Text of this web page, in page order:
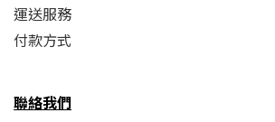
運送服務
付款方式
聯絡我們